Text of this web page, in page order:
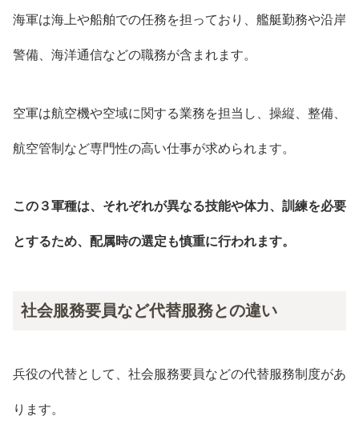
海軍は海上や船舶での任務を担っており、艦艇勤務や沿岸
警備、海洋通信などの職務が含まれます。
空軍は航空機や空域に関する業務を担当し、操縦、整備、
航空管制など専門性の高い仕事が求められます。
この３軍種は、それぞれが異なる技能や体力、訓練を必要
とするため、配属時の選定も慎重に行われます。
社会服務要員など代替服務との違い
兵役の代替として、社会服務要員などの代替服務制度があ
ります。